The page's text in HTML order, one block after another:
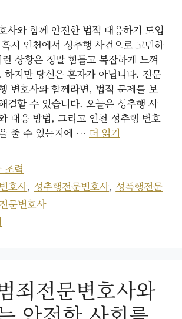
사와 함께 안전한 법적 대응하기 도입
시 인천에서 성추행 사건으로 고민하
상황은 정말 힘들고 복잡하게 느껴
하지만 당신은 혼자가 아닙니다. 전문
변호사와 함께라면, 법적 문제를 보
결할 수 있습니다. 오늘은 성추행 사
대응 방법, 그리고 인천 성추행 변호
줄 수 있는지에 … 더 읽기
조력
호사, 성추행전문변호사, 성폭행전문
문변호사
죄전문변호사와